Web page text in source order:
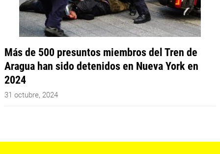
Más de 500 presuntos miembros del Tren de
Aragua han sido detenidos en Nueva York en
2024
31 octubre, 2024